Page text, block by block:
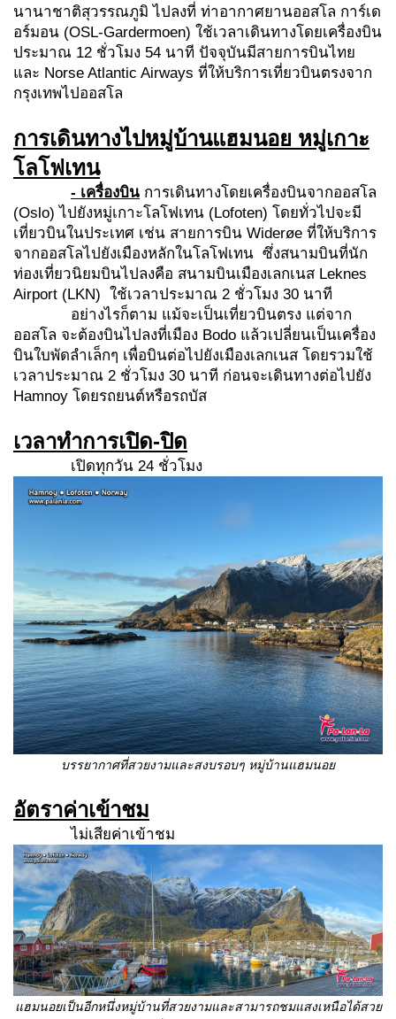
นานาชาติสุวรรณภูมิ ไปลงที่ ท่าอากาศยานออสโล การ์เด
อร์มอน (OSL-Gardermoen) ใช้เวลาเดินทางโดยเครื่องบิน
ประมาณ 12 ชั่วโมง 54 นาที ปัจจุบันมีสายการบินไทย
และ Norse Atlantic Airways ที่ให้บริการเที่ยวบินตรงจาก
กรุงเทพไปออสโล
การเดินทางไปหมู่บ้านแฮมนอย หมู่เกาะ
โลโฟเทน
- เครื่องบิน การเดินทางโดยเครื่องบินจากออสโล
(Oslo) ไปยังหมู่เกาะโลโฟเทน (Lofoten) โดยทั่วไปจะมี
เที่ยวบินในประเทศ เช่น สายการบิน Widerøe ที่ให้บริการ
จากออสโลไปยังเมืองหลักในโลโฟเทน ซึ่งสนามบินที่นัก
ท่องเที่ยวนิยมบินไปลงคือ สนามบินเมืองเลกเนส Leknes
Airport (LKN) ใช้เวลาประมาณ 2 ชั่วโมง 30 นาที
อย่างไรก็ตาม แม้จะเป็นเที่ยวบินตรง แต่จาก
ออสโล จะต้องบินไปลงที่เมือง Bodo แล้วเปลี่ยนเป็นเครื่อง
บินใบพัดลำเล็กๆ เพื่อบินต่อไปยังเมืองเลกเนส โดยรวมใช้
เวลาประมาณ 2 ชั่วโมง 30 นาที ก่อนจะเดินทางต่อไปยัง
Hamnoy โดยรถยนต์หรือรถบัส
เวลาทำการเปิด-ปิด
เปิดทุกวัน 24 ชั่วโมง
บรรยากาศที่สวยงามและสงบรอบๆ หมู่บ้านแฮมนอย
อัตราค่าเข้าชม
ไม่เสียค่าเข้าชม
แฮมนอยเป็นอีกหนึ่งหมู่บ้านที่สวยงามและสามารถชมแสงเหนือได้สวย